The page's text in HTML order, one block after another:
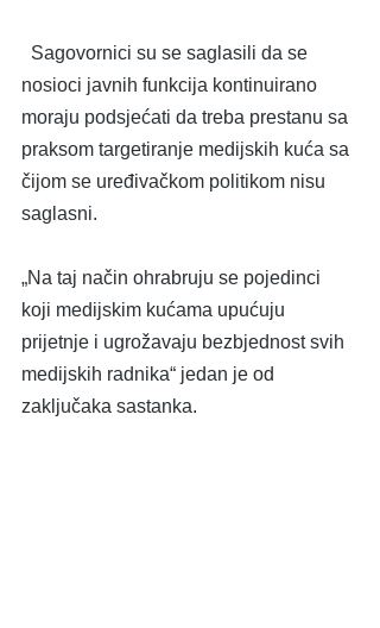
nosioci javnih funkcija kontinuirano
moraju podsjećati da treba prestanu sa
praksom targetiranje medijskih kuća sa
čijom se uređivačkom politikom nisu
saglasni.
„Na taj način ohrabruju se pojedinci
koji medijskim kućama upućuju
prijetnje i ugrožavaju bezbjednost svih
medijskih radnika“ jedan je od
zaključaka sastanka.